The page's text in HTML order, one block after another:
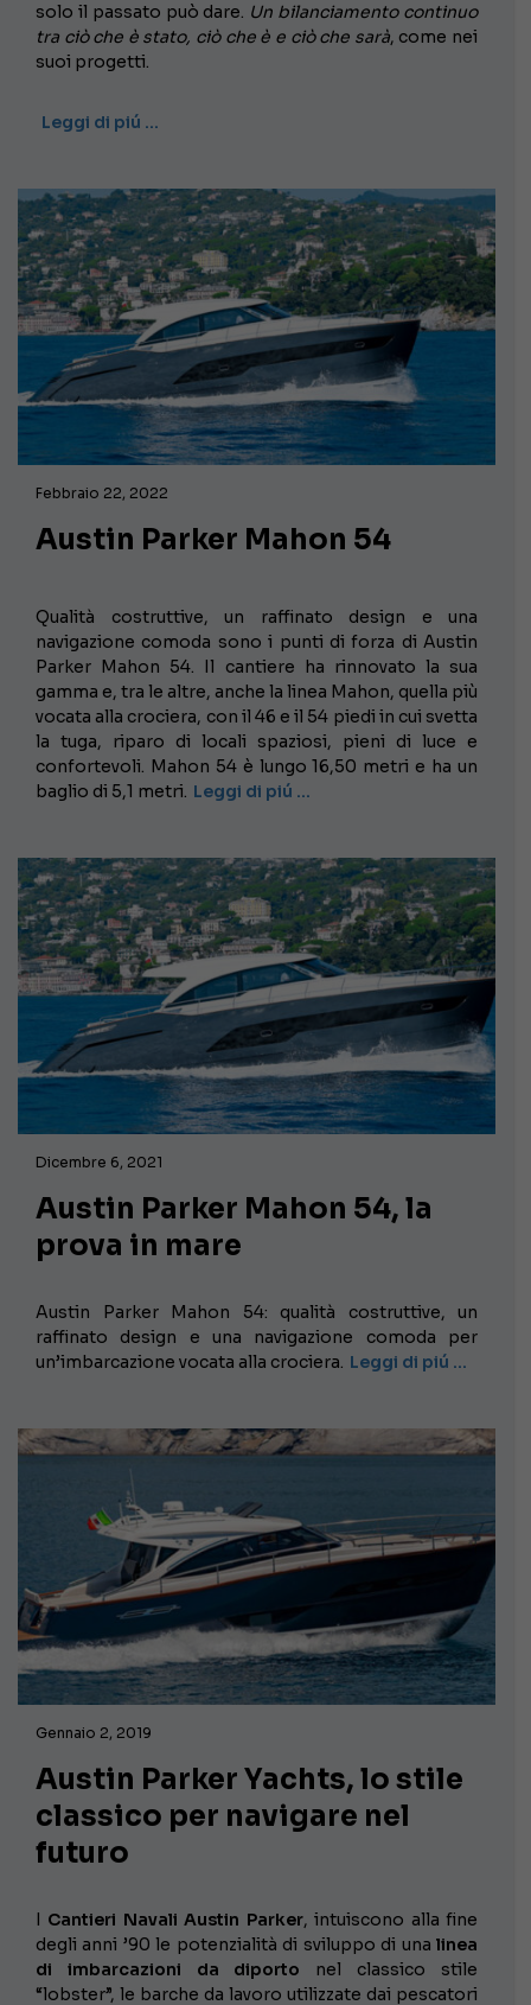
solo il passato può dare. Un bilanciamento continuo
tra ciò che è stato, ciò che è e ciò che sarà, come nei
suoi progetti.
Leggi di piú …
Febbraio 22, 2022
Austin Parker Mahon 54
Qualità costruttive, un raffinato design e una
navigazione comoda sono i punti di forza di Austin
Parker Mahon 54. Il cantiere ha rinnovato la sua
gamma e, tra le altre, anche la linea Mahon, quella più
vocata alla crociera, con il 46 e il 54 piedi in cui svetta
la tuga, riparo di locali spaziosi, pieni di luce e
confortevoli. Mahon 54 è lungo 16,50 metri e ha un
baglio di 5,1 metri. Leggi di piú …
Dicembre 6, 2021
Austin Parker Mahon 54, la
prova in mare
Austin Parker Mahon 54: qualità costruttive, un
raffinato design e una navigazione comoda per
un’imbarcazione vocata alla crociera. Leggi di piú …
Gennaio 2, 2019
Austin Parker Yachts, lo stile
classico per navigare nel
futuro
I Cantieri Navali Austin Parker, intuiscono alla fine
degli anni ’90 le potenzialità di sviluppo di una linea
di imbarcazioni da diporto nel classico stile
“lobster”, le barche da lavoro utilizzate dai pescatori